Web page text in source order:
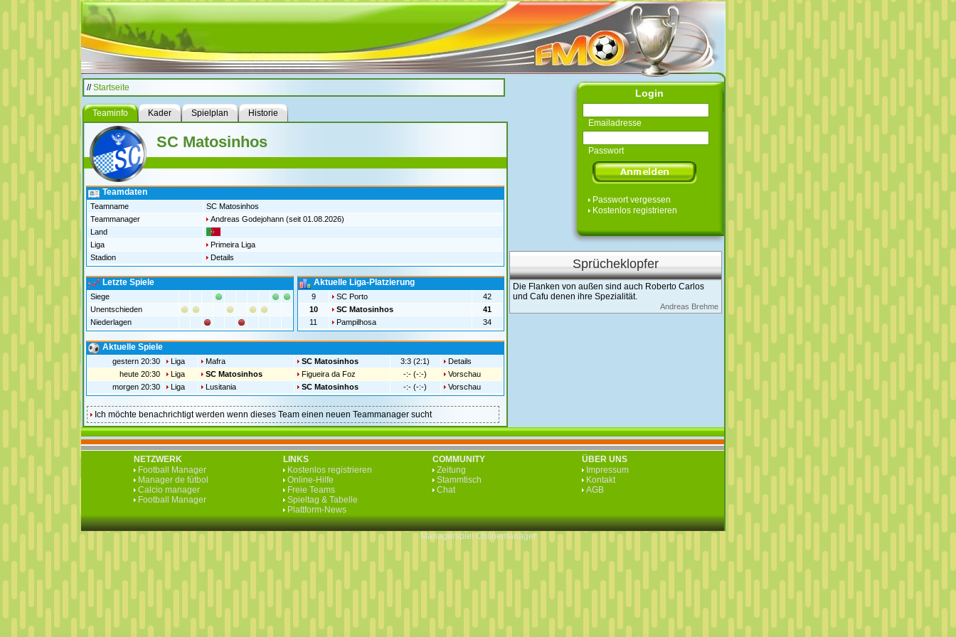
//Startseite
Teaminfo Kader Spielplan Historie
SC Matosinhos
Teamdaten
Teamname
SC Matosinhos
Teammanager
Andreas Godejohann(seit 01.08.2026)
Land
Liga
Primeira Liga
Stadion
Details
Letzte Spiele
Siege
Unentschieden
Niederlagen
Aktuelle Liga-Platzierung
9 SC Porto
42
10
SC Matosinhos
41
11
Pampilhosa 34
Aktuelle Spiele
gestern 20:30 Liga Mafra SC Matosinhos 3:3 (2:1)
Details
heute 20:30
Liga SC Matosinhos Figueira da Foz -:- (-:-)
Vorschau
morgen 20:30
Liga Lusitania SC Matosinhos -:- (-:-) Vorschau
Ich möchte benachrichtigt werden wenn dieses Team einen neuen Teammanager sucht
Login
Emailadresse
Passwort
Passwort vergessen
Kostenlos registrieren
Sprücheklopfer
Die Flanken von außen sind auch Roberto Carlos
und Cafu denen ihre Spezialität.
Andreas Brehme
NETZWERK
Football Manager
Manager de fútbol
Calcio manager
Football Manager
LINKS
Kostenlos registrieren
Online-Hilfe
Freie Teams
Spieltag & Tabelle
Plattform-News
COMMUNITY
Zeitung
Stammtisch
Chat
ÜBER UNS
Impressum
Kontakt
AGB
Managerspiel Onlinemanager